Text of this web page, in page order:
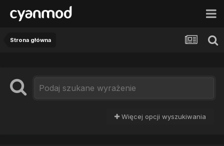
Strona główna
Więcej opcji wyszukiwania